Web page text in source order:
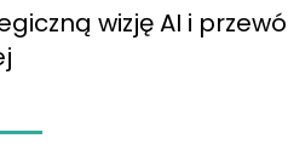
wizję AI i